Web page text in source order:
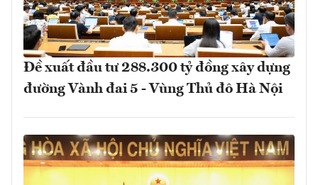
Đề xuất đầu tư 288.300 tỷ đồng xây dựng
đường Vành đai 5 - Vùng Thủ đô Hà Nội